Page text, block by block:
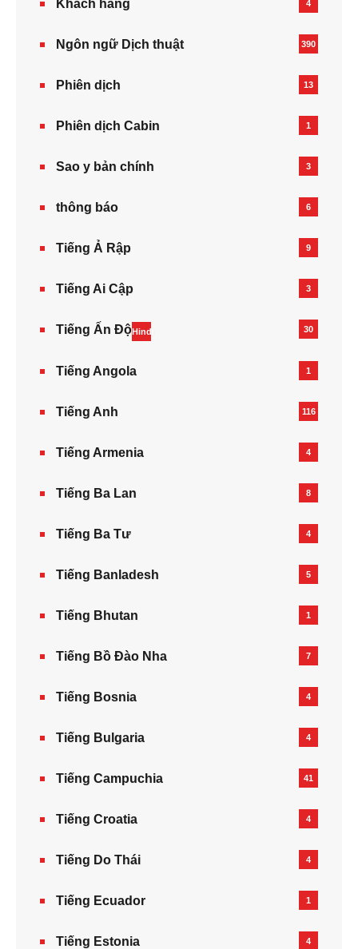
Khách hàng 4
Ngôn ngữ Dịch thuật 390
Phiên dịch 13
Phiên dịch Cabin 1
Sao y bản chính 3
thông báo 6
Tiếng Ả Rập 9
Tiếng Ai Cập 3
Tiếng Ấn ĐộHindi 30
Tiếng Angola 1
Tiếng Anh 116
Tiếng Armenia‎ 4
Tiếng Ba Lan 8
Tiếng Ba Tư 4
Tiếng Banladesh 5
Tiếng Bhutan 1
Tiếng Bồ Đào Nha 7
Tiếng Bosnia 4
Tiếng Bulgaria 4
Tiếng Campuchia 41
Tiếng Croatia 4
Tiếng Do Thái 4
Tiếng Ecuador 1
Tiếng Estonia 4